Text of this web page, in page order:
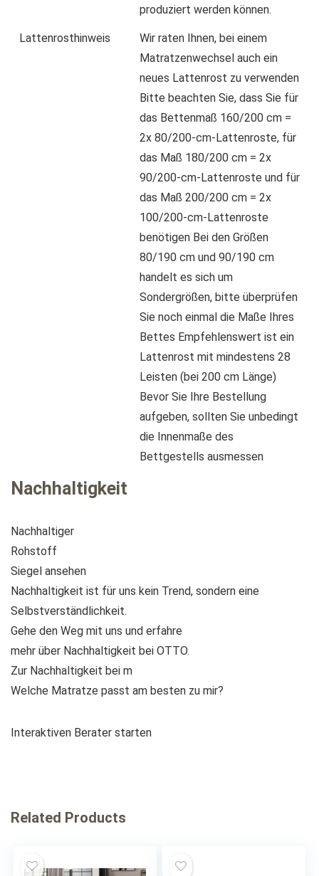
produziert werden können.
Lattenrosthinweis
Wir raten Ihnen, bei einem
Matratzenwechsel auch ein
neues Lattenrost zu verwenden
Bitte beachten Sie, dass Sie für
das Bettenmaß 160/200 cm =
2x 80/200-cm-Lattenroste, für
das Maß 180/200 cm = 2x
90/200-cm-Lattenroste und für
das Maß 200/200 cm = 2x
100/200-cm-Lattenroste
benötigen Bei den Größen
80/190 cm und 90/190 cm
handelt es sich um
Sondergrößen, bitte überprüfen
Sie noch einmal die Maße Ihres
Bettes Empfehlenswert ist ein
Lattenrost mit mindestens 28
Leisten (bei 200 cm Länge)
Bevor Sie Ihre Bestellung
aufgeben, sollten Sie unbedingt
die Innenmaße des
Bettgestells ausmessen
Nachhaltigkeit
Nachhaltiger
Rohstoff
Siegel ansehen
Nachhaltigkeit ist für uns kein Trend, sondern eine
Selbstverständlichkeit.
Gehe den Weg mit uns und erfahre
mehr über Nachhaltigkeit bei OTTO.
Zur Nachhaltigkeit bei m
Welche Matratze passt am besten zu mir?
Interaktiven Berater starten
Related Products